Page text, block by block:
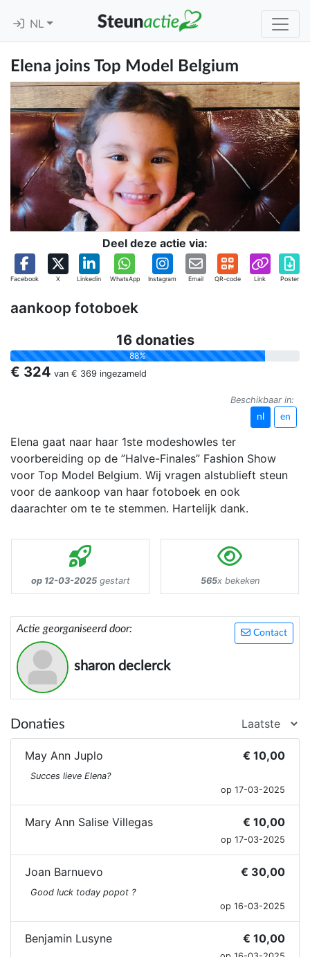
NL
Elena joins Top Model Belgium
Deel deze actie via:
Facebook X Linkedin WhatsApp Instagram Email QR-code Link Poster
aankoop fotoboek
16 donaties
88%
€ 324 van € 369 ingezameld
Beschikbaar in:
nl en
Elena gaat naar haar 1ste modeshowles ter
voorbereiding op de ”Halve-Finales” Fashion Show
voor Top Model Belgium. Wij vragen alstublieft steun
voor de aankoop van haar fotoboek en ook
daarachter om te te stemmen. Hartelijk dank.
op 12-03-2025gestart 565x bekeken
Contact
Actie georganiseerd door:
sharon declerck
Donaties
May Ann Juplo € 10,00
Succes lieve Elena?
op 17-03-2025
Mary Ann Salise Villegas € 10,00
op 17-03-2025
Joan Barnuevo € 30,00
Good luck today popot ?
op 16-03-2025
Benjamin Lusyne € 10,00